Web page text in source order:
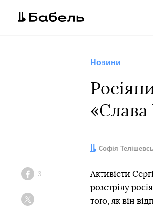
Новини
«Слава
Автор:
Софія
Facebook
3
Активісти
розстрілу
того, як він